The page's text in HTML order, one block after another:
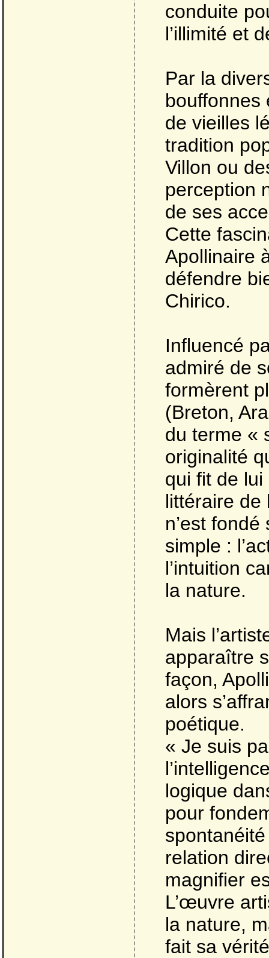
conduite
l’illimité et
Par la
bouffonnes
de vieilles
tradition
Villon ou
perception
de ses
Cette
Apollinaire
défendre
Chirico.
Influencé
admiré de
formèrent
(Breton,
du terme «
originalité
qui fit de
littéraire de
n’est
simple :
l’intuition
la nature.
Mais
apparaître
façon,
alors
poétique.
« Je suis
logique
pour
spontanéité
relation
magnifier
L’œuvre
la nature,
fait sa